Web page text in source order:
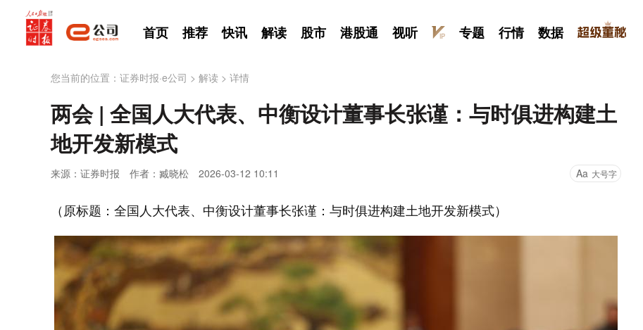
首页 推荐 快讯 解读 股市 港股通 视听 专题 行情 数据
您当前的位置： 证券时报·e公司 > 解读 > 详情
两会 | 全国人大代表、中衡设计董事长张谨：与时俱进构建土
地开发新模式
来源：证券时报 作者：臧晓松 2026-03-12 10:11 Aa 大号字
（原标题：全国人大代表、中衡设计董事长张谨：与时俱进构建土地开发新模式）